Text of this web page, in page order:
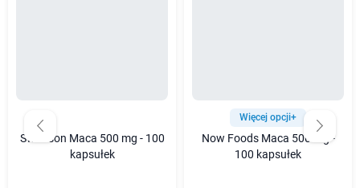
Swanson Maca 500 mg - 100
kapsułek
Więcej opcji+
Now Foods Maca 500 mg -
100 kapsułek